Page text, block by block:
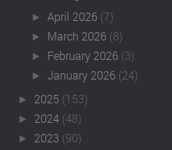
► April 2026 (7)
► March 2026 (8)
► February 2026 (3)
►January 2026 (24)
► 2025 (153)
► 2024 (48)
► 2023 (90)